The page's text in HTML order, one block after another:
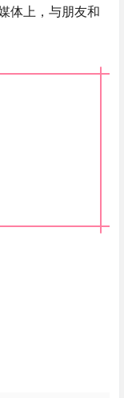
体上，与朋友和